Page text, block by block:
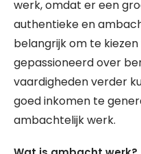
werk, omdat er een
authentieke en
belangrijk om te
gepassioneerd over
vaardigheden verder
goed inkomen te
ambachtelijk werk.